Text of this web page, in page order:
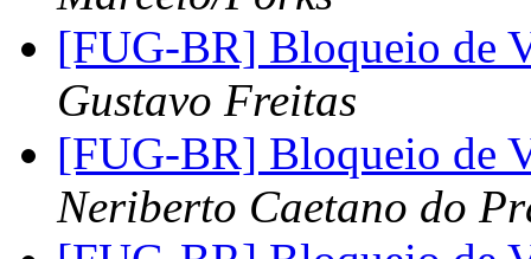
[FUG-BR] Bloqueio de
Gustavo Freitas
[FUG-BR] Bloqueio de
Neriberto Caetano do